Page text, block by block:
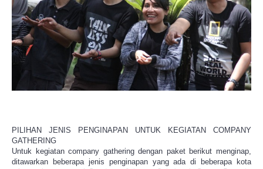
PILIHAN JENIS PENGINAPAN UNTUK KEGIATAN COMPANY
GATHERING
Untuk kegiatan company gathering dengan paket berikut menginap,
ditawarkan beberapa jenis penginapan yang ada di beberapa kota